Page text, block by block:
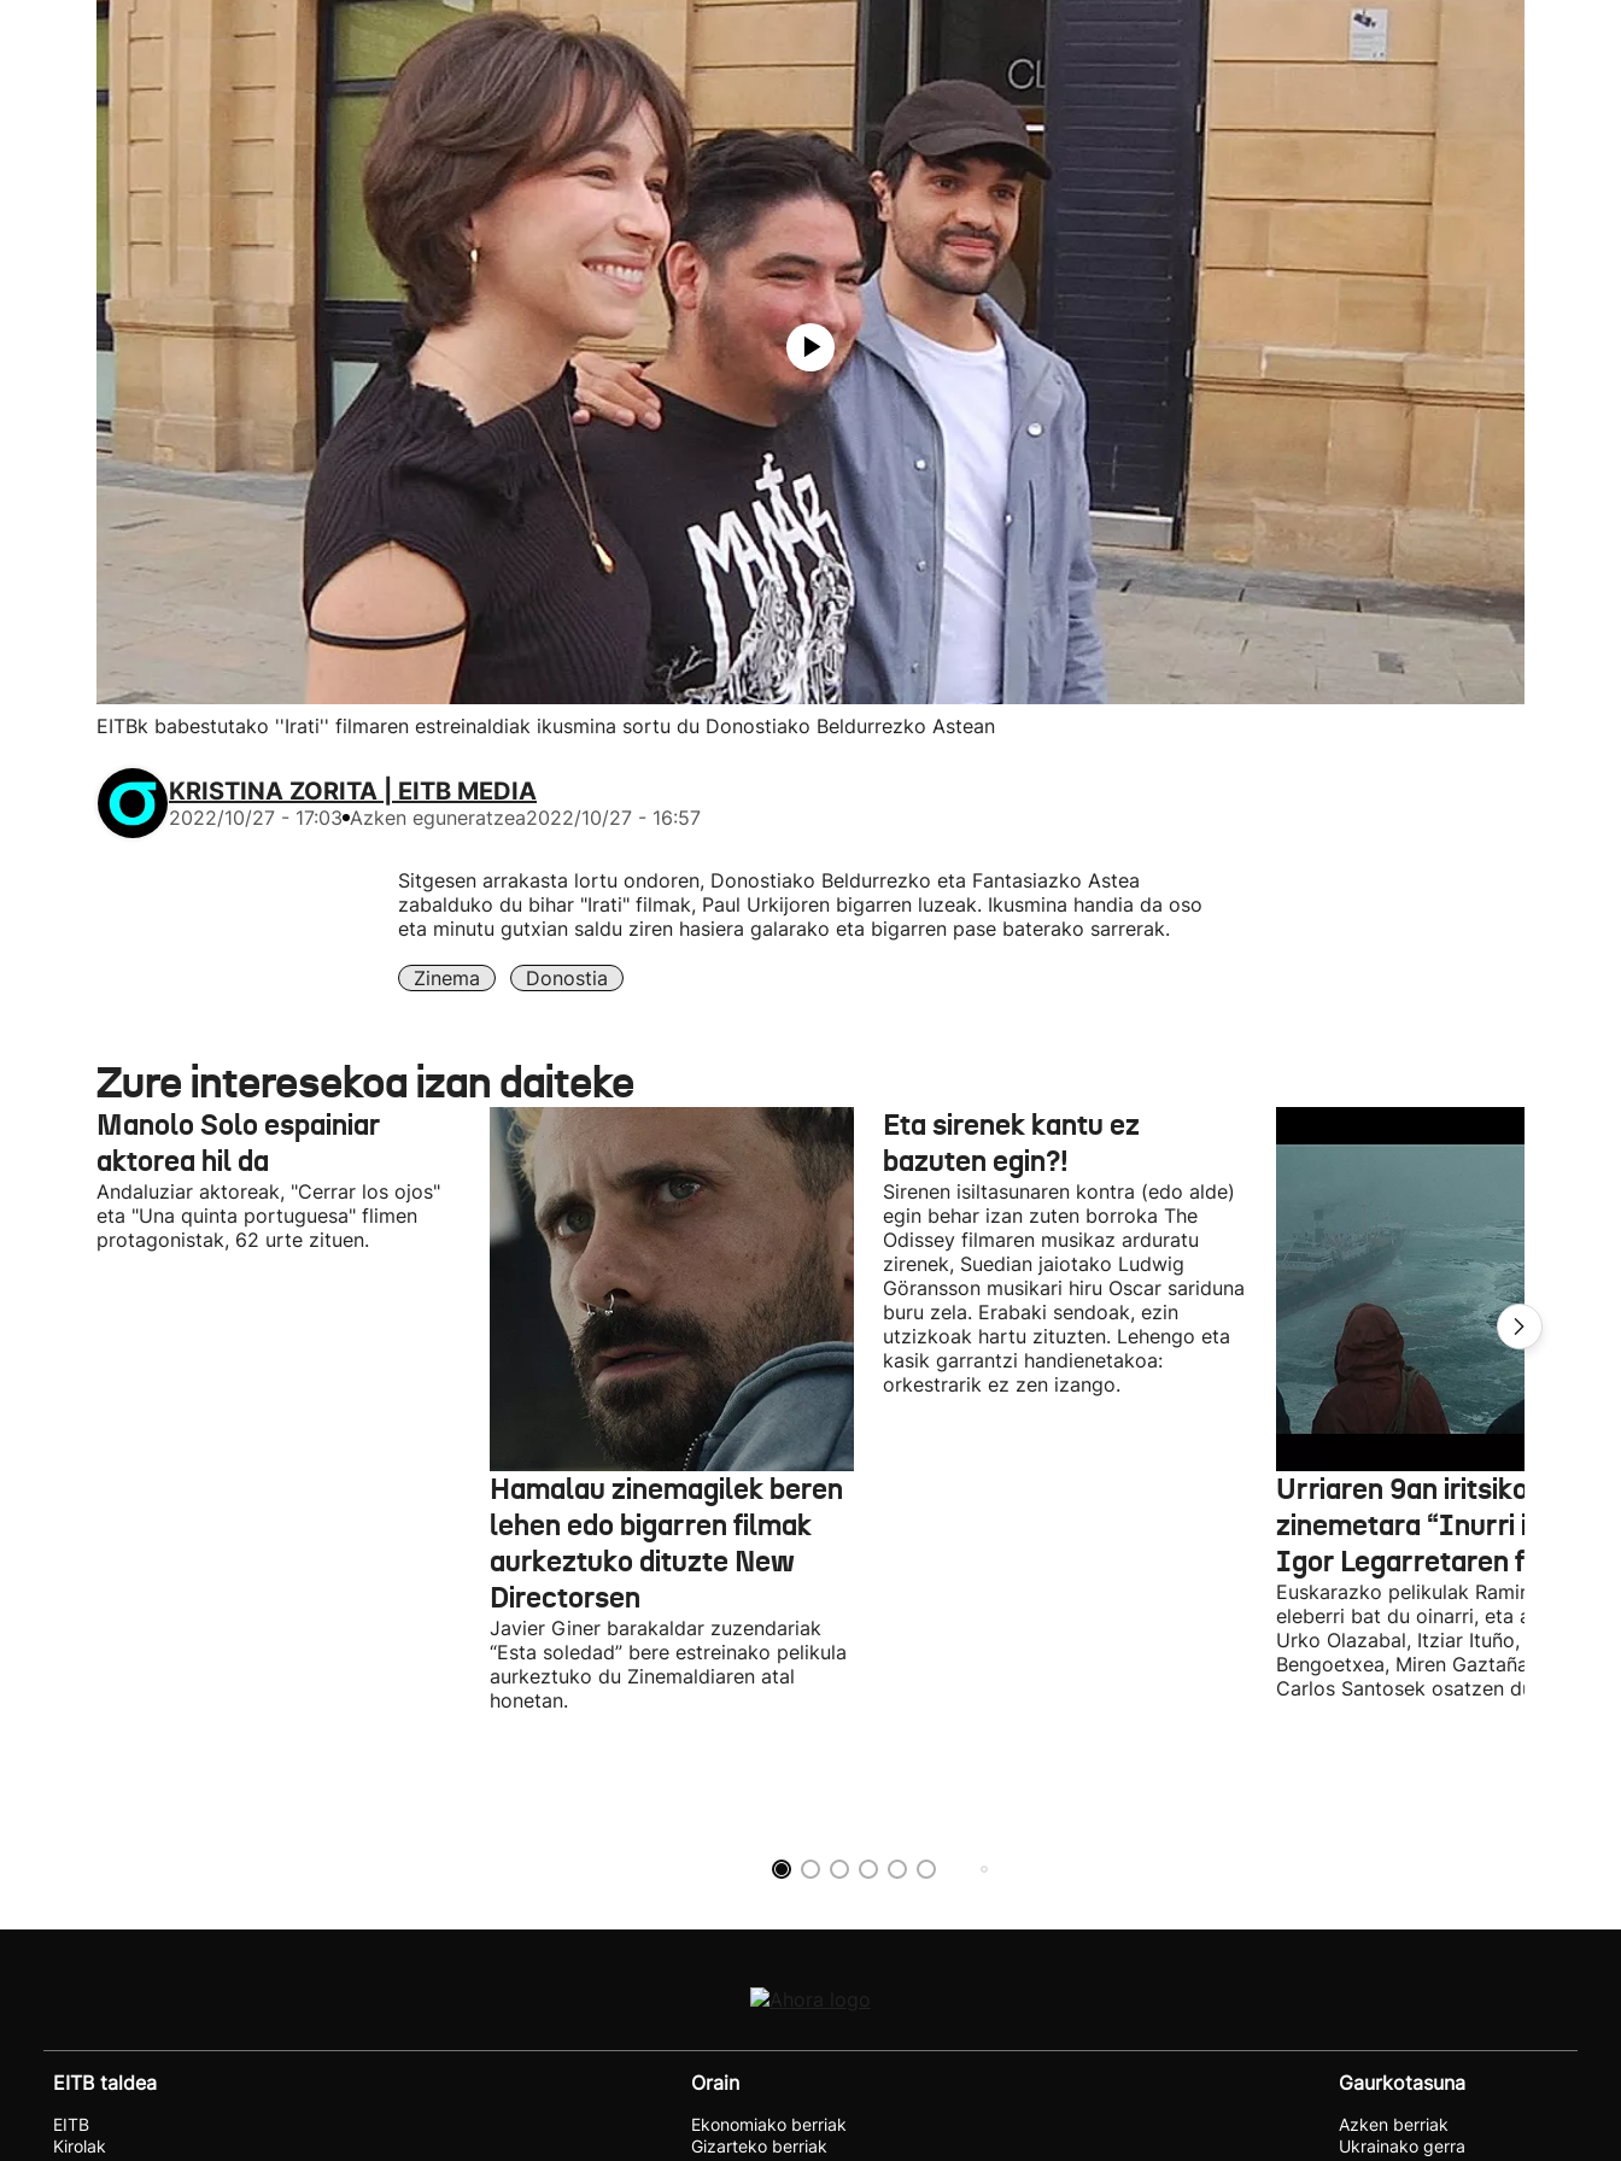
EITBk babestutako ''Irati'' filmaren estreinaldiak ikusmina sortu du Donostiako Beldurrezko Astean
KRISTINA ZORITA | EITB MEDIA
2022/10/27 - 17:03 Azken eguneratzea2022/10/27 - 16:57
Sitgesen arrakasta lortu ondoren, Donostiako Beldurrezko eta Fantasiazko Astea
zabalduko du bihar "Irati" filmak, Paul Urkijoren bigarren luzeak. Ikusmina handia da oso
eta minutu gutxian saldu ziren hasiera galarako eta bigarren pase baterako sarrerak.
Zinema Donostia
Zure interesekoa izan daiteke
Manolo Solo espainiar
aktorea hil da
Andaluziar aktoreak, "Cerrar los ojos"
eta "Una quinta portuguesa" flimen
protagonistak, 62 urte zituen.
Hamalau zinemagilek beren
lehen edo bigarren filmak
aurkeztuko dituzte New
Directorsen
Javier Giner barakaldar zuzendariak
“Esta soledad” bere estreinako pelikula
aurkeztuko du Zinemaldiaren atal
honetan.
Eta sirenek kantu ez
bazuten egin?!
Sirenen isiltasunaren kontra (edo alde)
egin behar izan zuten borroka The
Odissey filmaren musikaz arduratu
zirenek, Suedian jaiotako Ludwig
Göransson musikari hiru Oscar sariduna
buru zela. Erabaki sendoak, ezin
utzizkoak hartu zituzten. Lehengo eta
kasik garrantzi handienetakoa:
orkestrarik ez zen izango.
Urriaren 9an iritsiko da
zinemetara “Inurri itsuak”
Igor Legarretaren filma
Euskarazko pelikulak Ramiro
eleberri bat du oinarri, eta
Urko Olazabal, Itziar Ituño, Josean
Bengoetxea, Miren Gaztañaga eta
Carlos Santosek osatzen dute.
EITB taldea
EITB
Kirolak
Orain
Ekonomiako berriak
Gizarteko berriak
Gaurkotasuna
Azken berriak
Ukrainako gerra